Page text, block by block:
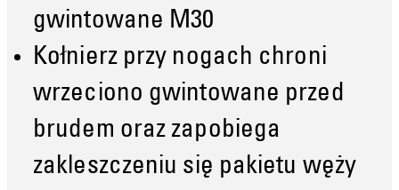
gwintowane M30
Kołnierz przy nogach chroni
wrzeciono gwintowane przed
brudem oraz zapobiega
zakleszczeniu się pakietu węży